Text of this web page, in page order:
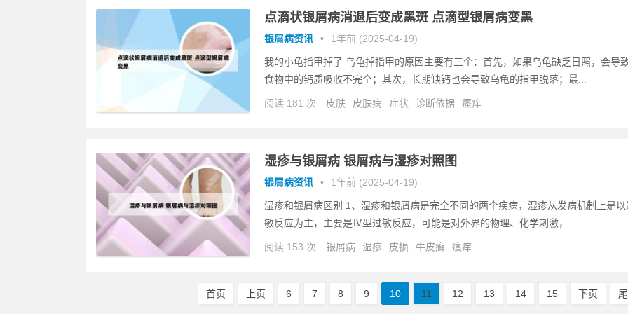
点滴状银屑病消退后变成黑斑 点滴型银屑病变黑
银屑病资讯 • 1年前 (2025-04-19)
我的小龟指甲掉了 乌龟掉指甲的原因主要有三个：首先，如果乌龟缺乏日照，会导
食物中的钙质吸收不完全；其次，长期缺钙也会导致乌龟的指甲脱落；最...
阅读 181 次 皮肤 皮肤病 症状 诊断依据 瘙痒
湿疹与银屑病 银屑病与湿疹对照图
银屑病资讯 • 1年前 (2025-04-19)
湿疹和银屑病区别 1、湿疹和银屑病是完全不同的两个疾病，湿疹从发病机制上是以
敏反应为主，主要是Ⅳ型过敏反应，可能是对外界的物理、化学刺激，...
阅读 153 次 银屑病 湿疹 皮损 牛皮癣 瘙痒
首页 上页 6 7 8 9 10 11 12 13 14 15 下页